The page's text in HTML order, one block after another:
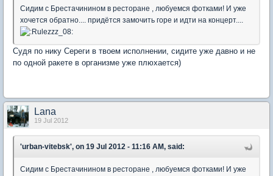
Сидим с Брестачинином в ресторане , любуемся фотками! И уже
хочется обратно.... придётся замочить горе и идти на концерт....
Судя по нику Сереги в твоем исполнении, сидите уже давно и не
по одной ракете в организме уже плюхается)
Lana
19 Jul 2012
'urban-vitebsk', on 19 Jul 2012 - 11:16 AM, said:
Сидим с Брестачинином в ресторане , любуемся фотками! И уже